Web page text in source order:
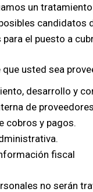
un
candidatos
el puesto a
que usted sea
desarrollo y
de
cobros y pagos.
fiscal
no serán